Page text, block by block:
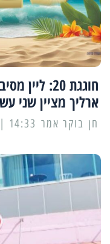
חוגגת 20:
ארליך מציין שני
14:33 | 05/03/2025